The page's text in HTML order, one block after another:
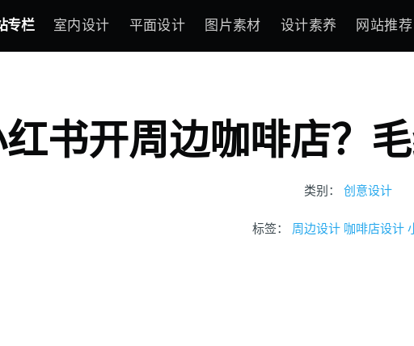
专栏 室内设计 平面设计 图片素材 设计素养 网站推荐
书开周边咖啡店？毛
类别： 创意设计
标签： 周边设计 咖啡店设计